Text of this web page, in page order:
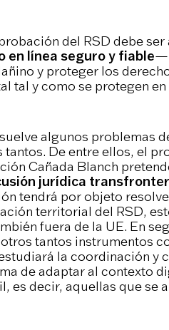
del RSD debe
en línea seguro y fiable—
y proteger los
tal y como se protegen
algunos problemas
De entre ellos, el
Cañada Blanch
jurídica
tendrá por objeto
territorial del RSD,
fuera de la UE. En
tantos instrumentos
la coordinación y
de adaptar al contexto
es decir, aquellas que se